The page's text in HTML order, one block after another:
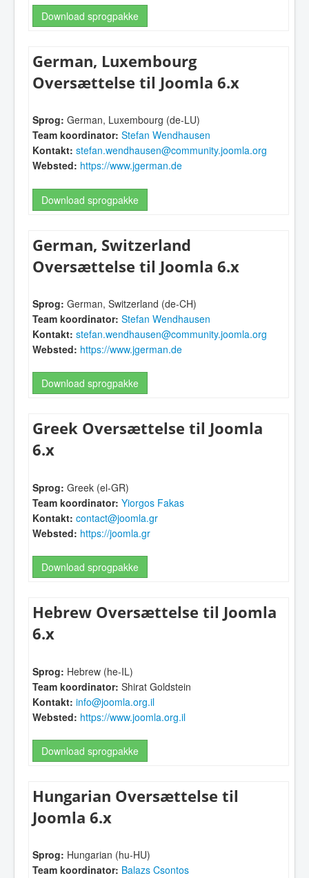
Download sprogpakke
German, Luxembourg
Oversættelse til Joomla 6.x
Sprog: German, Luxembourg (de-LU)
Team koordinator: Stefan Wendhausen
Kontakt: stefan.wendhausen@community.joomla.org
Websted: https://www.jgerman.de
Download sprogpakke
German, Switzerland
Oversættelse til Joomla 6.x
Sprog: German, Switzerland (de-CH)
Team koordinator: Stefan Wendhausen
Kontakt: stefan.wendhausen@community.joomla.org
Websted: https://www.jgerman.de
Download sprogpakke
Greek Oversættelse til Joomla
6.x
Sprog: Greek (el-GR)
Team koordinator: Yiorgos Fakas
Kontakt: contact@joomla.gr
Websted: https://joomla.gr
Download sprogpakke
Hebrew Oversættelse til Joomla
6.x
Sprog: Hebrew (he-IL)
Team koordinator: Shirat Goldstein
Kontakt: info@joomla.org.il
Websted: https://www.joomla.org.il
Download sprogpakke
Hungarian Oversættelse til
Joomla 6.x
Sprog: Hungarian (hu-HU)
Team koordinator: Balazs Csontos